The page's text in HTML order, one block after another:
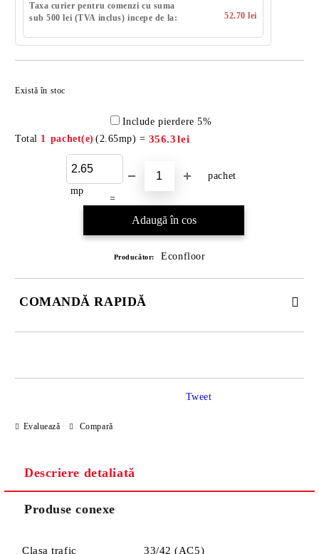
Taxa curier pentru comenzi cu suma
sub 500 lei (TVA inclus) incepe de la:
52.70 lei
Există în stoc
Include pierdere 5%
Total 1 pachet(e) (2.65mp) = 356.3 lei
mp
pachet
Producător: Econfloor
COMANDĂ RAPIDĂ
Sunt de acord cuPolitica de confidentialitate
Noi vă vom contacta pentru finalizarea comenzii.
Evaluează Compară
Tweet
Descriere detaliată
Produse conexe
Clasa trafic 33/42 (AC5)